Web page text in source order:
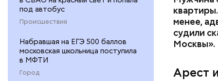
под автобус
Происшествия
Набравшая на ЕГЭ 500 баллов
московская школьница поступила
в МФТИ
Город
менее,
судили
Москвы».
Арест